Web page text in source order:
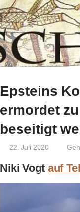
Epsteins
ermordet
beseitigt
22. Juli 2020 Niki
Niki Vogtauf